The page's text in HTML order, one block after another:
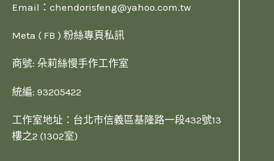
Email： chendorisfeng@yahoo.com.tw
Meta ( FB ) 粉絲專頁私訊
商號: 朵莉絲慢手作工作室
統編: 93205422
工作室地址：台北市信義區基隆路一段432號13
樓之2 (1302室)